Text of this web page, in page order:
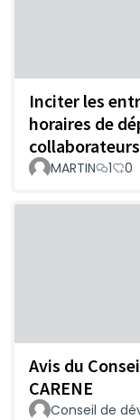
Inciter les
horaires de
collaborateurs
MARTIN 1 0
Avis du
CARENE
Conseil de